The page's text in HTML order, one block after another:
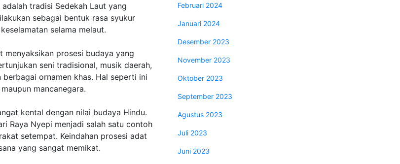
tradisi Sedekah Laut yang
sebagai bentuk rasa syukur
selama melaut.
prosesi budaya yang
seni tradisional, musik daerah,
ornamen khas. Hal seperti ini
mancanegara.
kental dengan nilai budaya Hindu.
Raya Nyepi menjadi salah satu contoh
setempat. Keindahan prosesi adat
yang sangat memikat.
Februari 2024
Januari 2024
Desember 2023
November 2023
Oktober 2023
September 2023
Agustus 2023
Juli 2023
Juni 2023